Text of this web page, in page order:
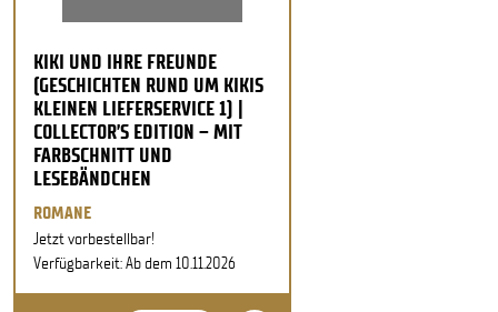
KIKI UND IHRE FREUNDE
(GESCHICHTEN RUND UM KIKIS
KLEINEN LIEFERSERVICE 1) |
COLLECTOR’S EDITION – MIT
FARBSCHNITT UND
LESEBÄNDCHEN
ROMANE
Jetzt vorbestellbar!
Verfügbarkeit: Ab dem 10.11.2026